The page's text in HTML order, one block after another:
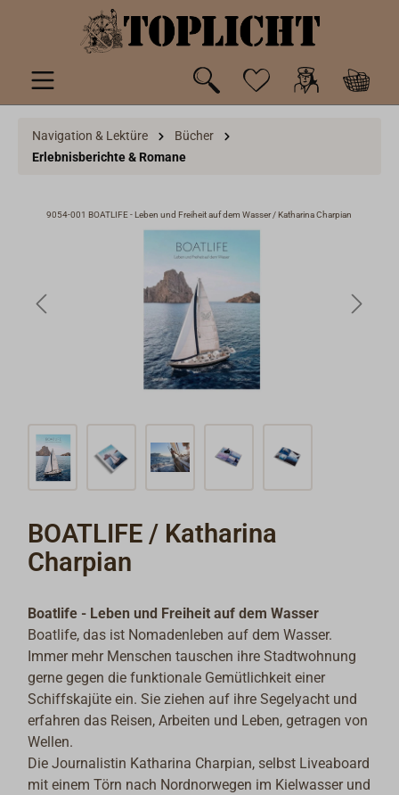
springen
Navigation & Lektüre
Bücher
Erlebnisberichte & Romane
9054-001 BOATLIFE - Leben und Freiheit auf dem Wasser / Katharina Charpian
BOATLIFE / Katharina
Charpian
Boatlife - Leben und Freiheit auf dem Wasser
Boatlife, das ist Nomadenleben auf dem Wasser.
Immer mehr Menschen tauschen ihre Stadtwohnung
gerne gegen die funktionale Gemütlichkeit einer
Schiffskajüte ein. Sie ziehen auf ihre Segelyacht und
erfahren das Reisen, Arbeiten und Leben, getragen von
Wellen.
Die Journalistin Katharina Charpian, selbst Liveaboard
mit einem Törn nach Nordnorwegen im Kielwasser und